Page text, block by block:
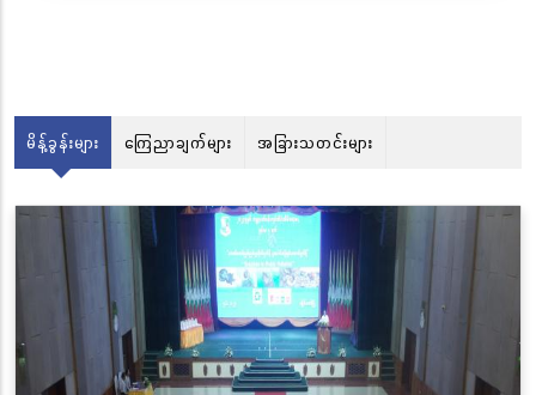
မိန့်ခွန်းများ ကြေညာချက်များ အခြားသတင်းများ